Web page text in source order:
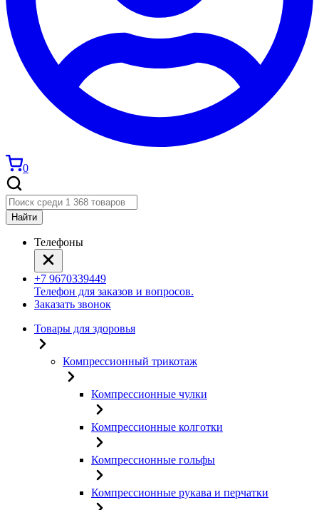
0
Найти
Телефоны
+7 9670339449
Телефон для заказов и вопросов.
Заказать звонок
Товары для здоровья
Компрессионный трикотаж
Компрессионные чулки
Компрессионные колготки
Компрессионные гольфы
Компрессионные рукава и перчатки